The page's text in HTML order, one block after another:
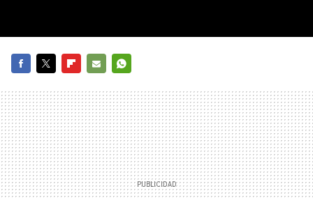
MAIL